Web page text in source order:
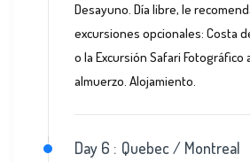
Desayuno. Día libre, le
excursiones opcionales: Costa
o la Excursión Safari Fotográfico
almuerzo. Alojamiento.
Day 6 : Quebec / Montreal